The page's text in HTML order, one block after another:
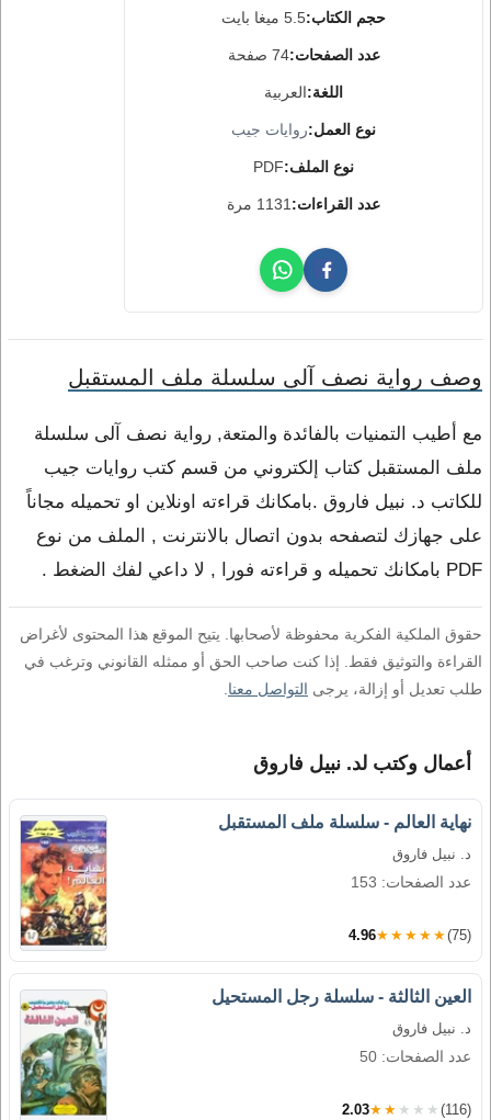
حجم الكتاب:5.5 ميغا بايت
عدد الصفحات:74 صفحة
اللغة:العربية
نوع العمل:روايات جيب
نوع الملف:PDF
عدد القراءات: 1131 مرة
وصف رواية نصف آلى سلسلة ملف المستقبل
مع أطيب التمنيات بالفائدة والمتعة, رواية نصف آلى سلسلة
ملف المستقبل كتاب إلكتروني من قسم كتب روايات جيب
للكاتب د. نبيل فاروق .بامكانك قراءته اونلاين او تحميله مجاناً
على جهازك لتصفحه بدون اتصال بالانترنت , الملف من نوع
PDF بامكانك تحميله و قراءته فورا , لا داعي لفك الضغط .
حقوق الملكية الفكرية محفوظة لأصحابها. يتيح الموقع هذا المحتوى لأغراض
القراءة والتوثيق فقط. إذا كنت صاحب الحق أو ممثله القانوني وترغب في
طلب تعديل أو إزالة، يرجى التواصل معنا
أعمال وكتب لد. نبيل فاروق
نهاية العالم - سلسلة ملف المستقبل
د. نبيل فاروق
عدد الصفحات: 153
4.96★★★★★(75)
العين الثالثة - سلسلة رجل المستحيل
د. نبيل فاروق
عدد الصفحات: 50
2.03★★★★★ (116)